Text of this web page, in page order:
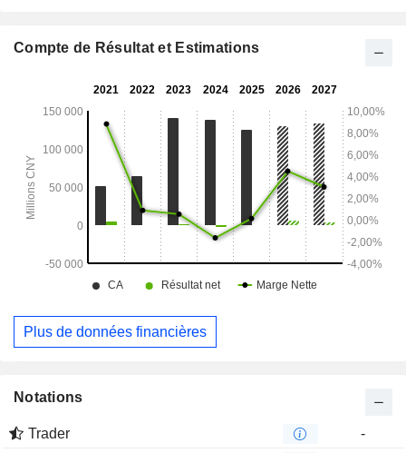
Compte de Résultat et Estimations
Plus de données financières
Notations
Trader
-